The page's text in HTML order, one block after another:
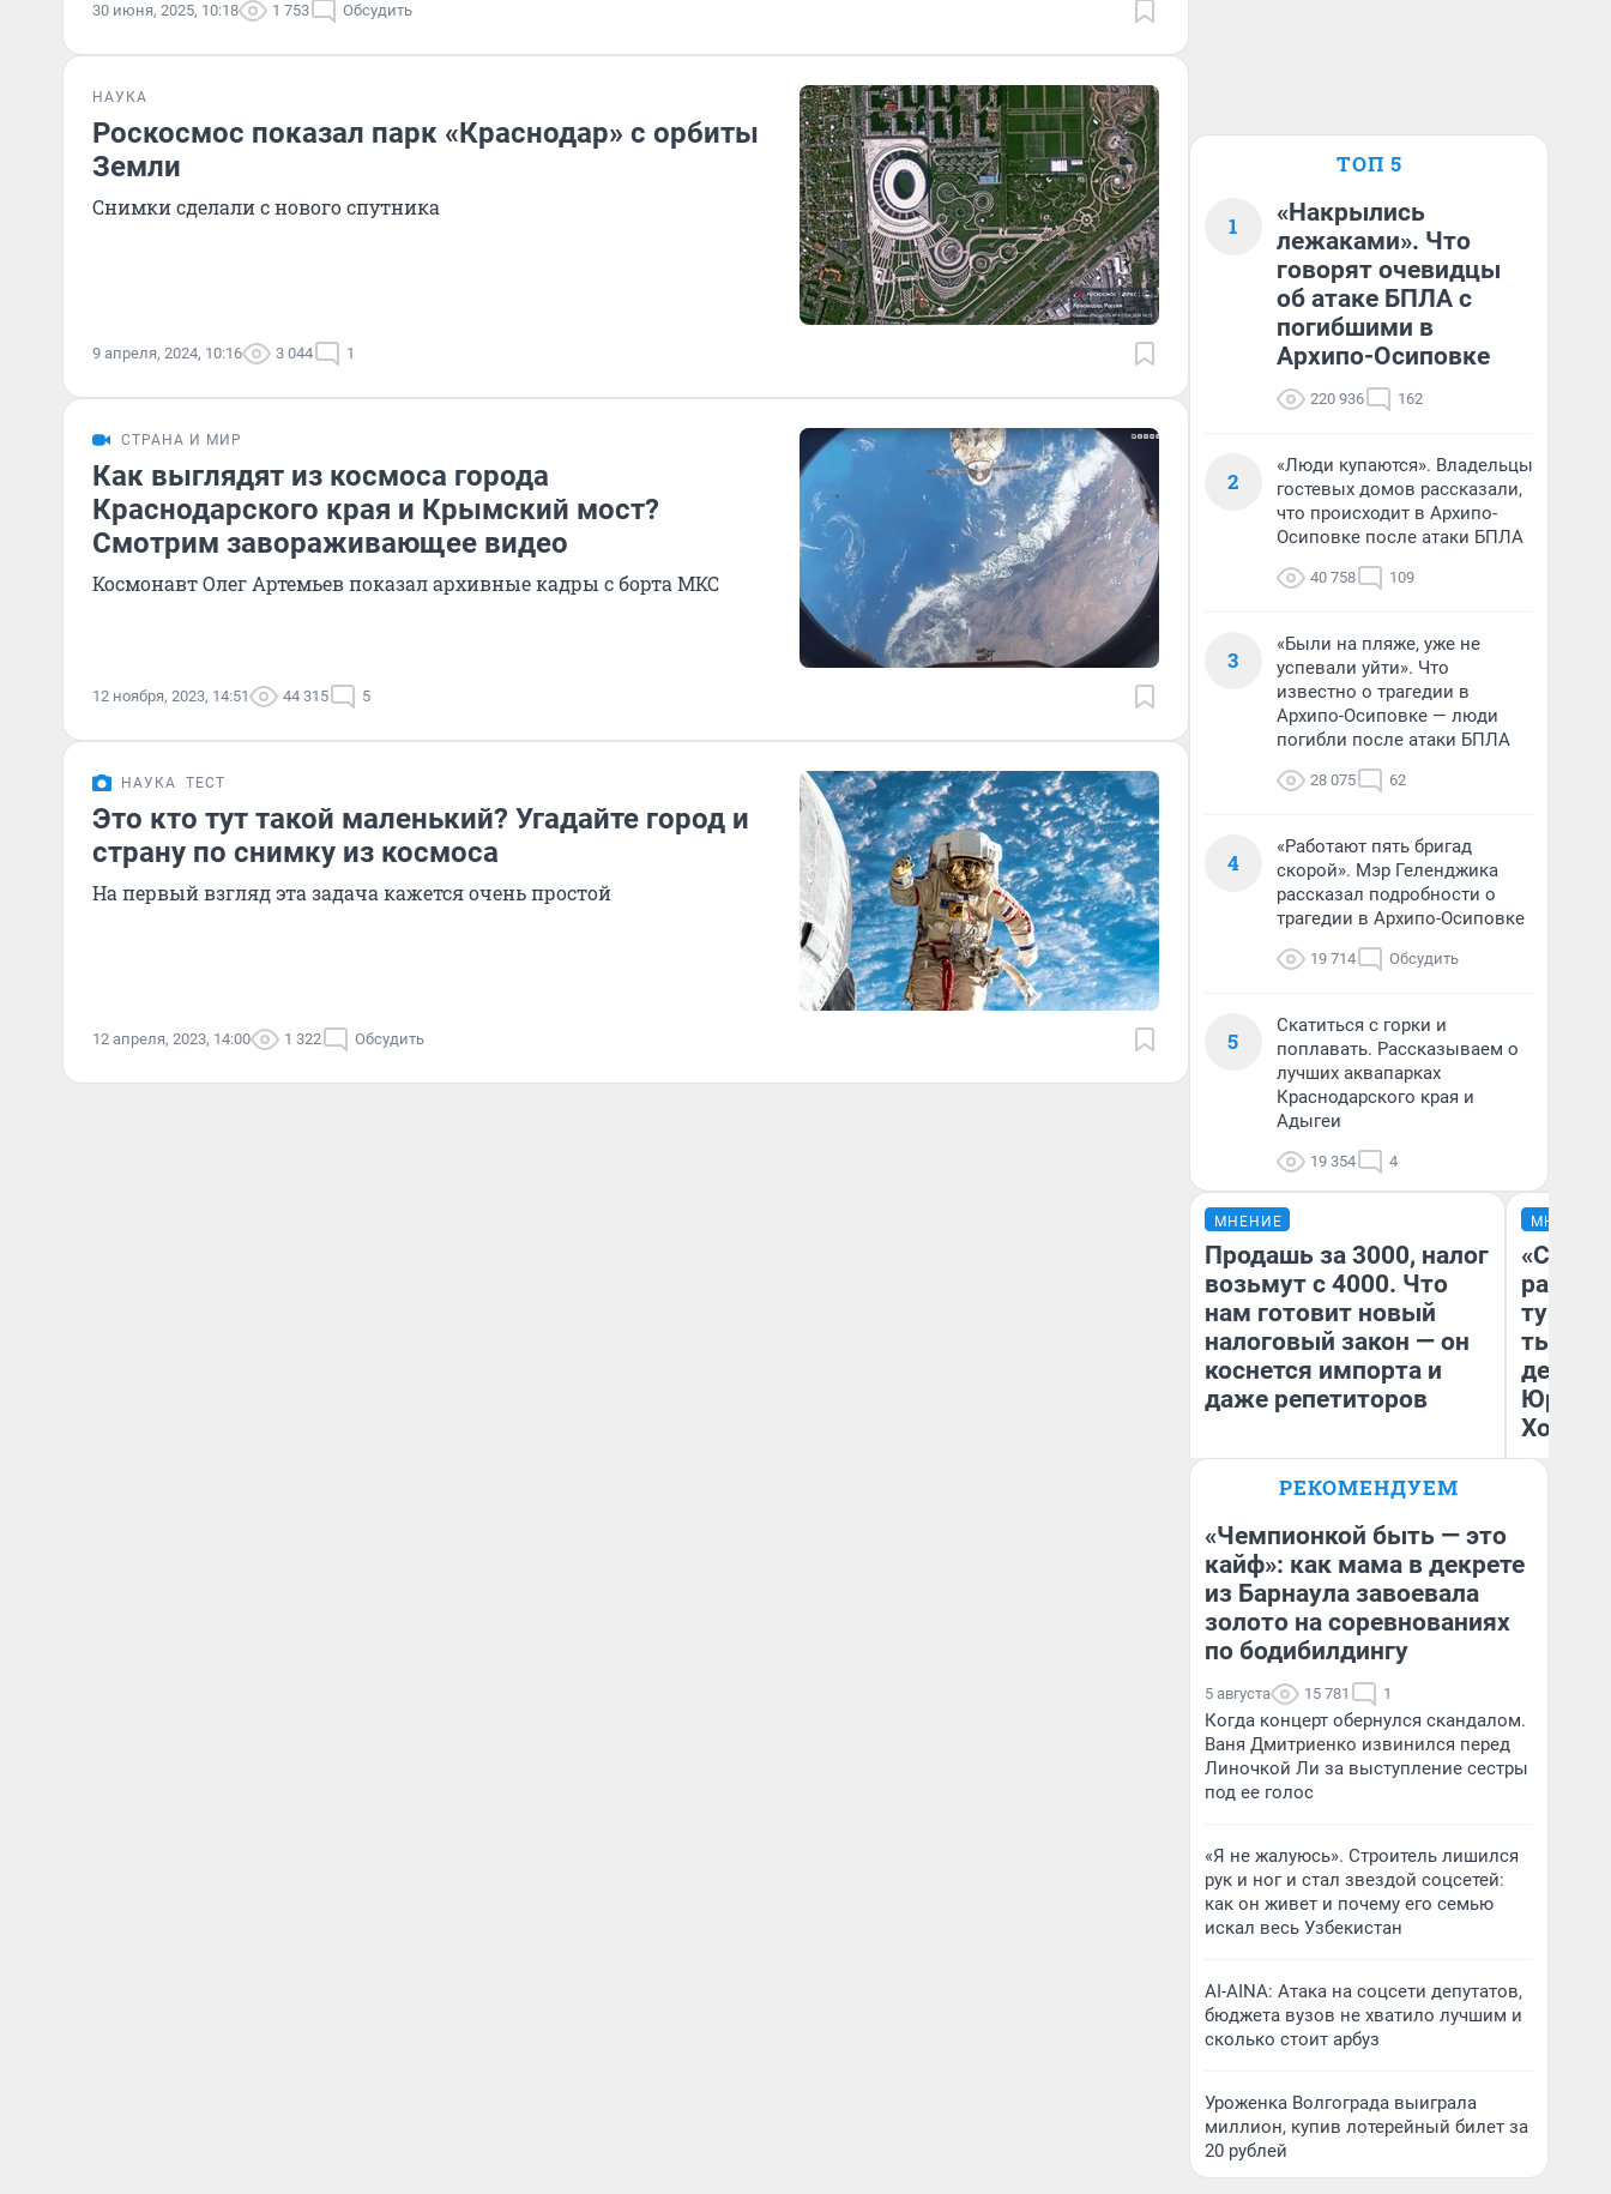
30 июня, 2025, 10:18 1 753 Обсудить
НАУКА
Роскосмос показал парк «Краснодар» с орбиты
Земли
Снимки сделали с нового спутника
9 апреля, 2024, 10:16 3 044 1
СТРАНА И МИР
Как выглядят из космоса города
Краснодарского края и Крымский мост?
Смотрим завораживающее видео
Космонавт Олег Артемьев показал архивные кадры с борта МКС
12 ноября, 2023, 14:51 44 315 5
НАУКА ТЕСТ
Это кто тут такой маленький? Угадайте город и
страну по снимку из космоса
На первый взгляд эта задача кажется очень простой
12 апреля, 2023, 14:00 1 322 Обсудить
ТОП 5
1
«Накрылись
лежаками». Что
говорят очевидцы
об атаке БПЛА с
погибшими в
Архипо-Осиповке
220 936 162
2
«Люди купаются». Владельцы
гостевых домов рассказали,
что происходит в Архипо-
Осиповке после атаки БПЛА
40 758 109
3
«Были на пляже, уже не
успевали уйти». Что
известно о трагедии в
Архипо-Осиповке — люди
погибли после атаки БПЛА
28 075 62
4
«Работают пять бригад
скорой». Мэр Геленджика
рассказал подробности о
трагедии в Архипо-Осиповке
19 714 Обсудить
5
Скатиться с горки и
поплавать. Рассказываем о
лучших аквапарках
Краснодарского края и
Адыгеи
19 354 4
МНЕНИЕ
Продашь за 3000, налог
возьмут с 4000. Что
нам готовит новый
налоговый закон — он
коснется импорта и
даже репетиторов
Анастасия Завгородняя
МНЕНИЕ
тысяч,
день
РЕКОМЕНДУЕМ
«Чемпионкой быть — это
кайф»: как мама в декрете
из Барнаула завоевала
золото на соревнованиях
по бодибилдингу
5 августа 15 781 1
Когда концерт обернулся скандалом.
Ваня Дмитриенко извинился перед
Линочкой Ли за выступление сестры
под ее голос
«Я не жалуюсь». Строитель лишился
рук и ног и стал звездой соцсетей:
как он живет и почему его семью
искал весь Узбекистан
AI-AINA: Атака на соцсети депутатов,
бюджета вузов не хватило лучшим и
сколько стоит арбуз
Уроженка Волгограда выиграла
миллион, купив лотерейный билет за
20 рублей